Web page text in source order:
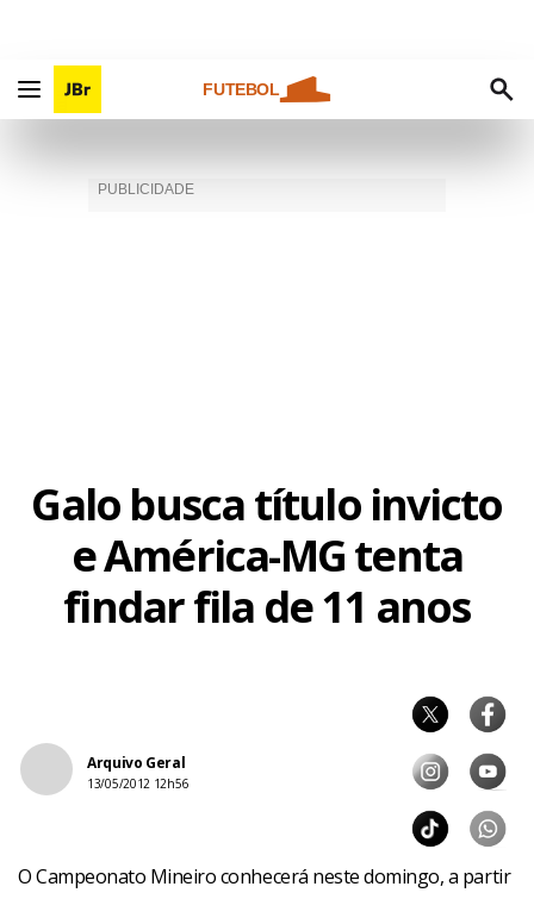
FUTEBOL
Galo busca título invicto
e América-MG tenta
findar fila de 11 anos
Arquivo Geral
13/05/2012 12h56
O Campeonato Mineiro conhecerá neste domingo, a partir